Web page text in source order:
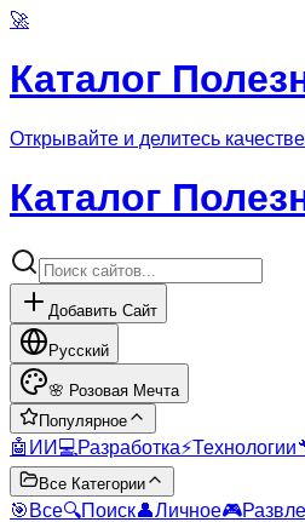
🚀
Каталог
Открывайте и делитесь
Каталог
Добавить Сайт
Русский
🌸 Розовая Мечта
Популярное
🤖 ИИ 💻 Разработка⚡Технологии
Все Категории
🎯 Все🔍Поиск👤Личное🎮